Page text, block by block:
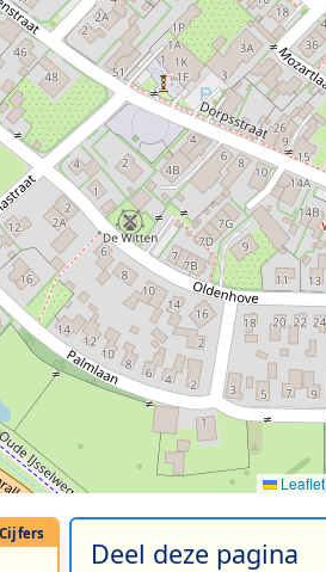
Leaflet
Deel deze pagina